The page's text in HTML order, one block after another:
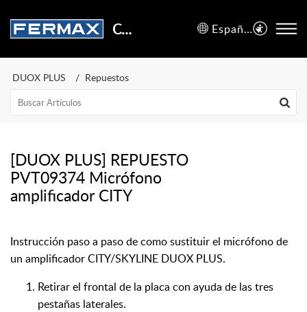
Centro de Soporte Español (España)
DUOX PLUS Repuestos
[DUOX PLUS] REPUESTO
PVT09374 Micrófono
amplificador CITY
Instrucción paso a paso de como sustituir el micrófono de
un amplificador CITY/SKYLINE DUOX PLUS.
Retirar el frontal de la placa con ayuda de las tres
pestañas laterales.